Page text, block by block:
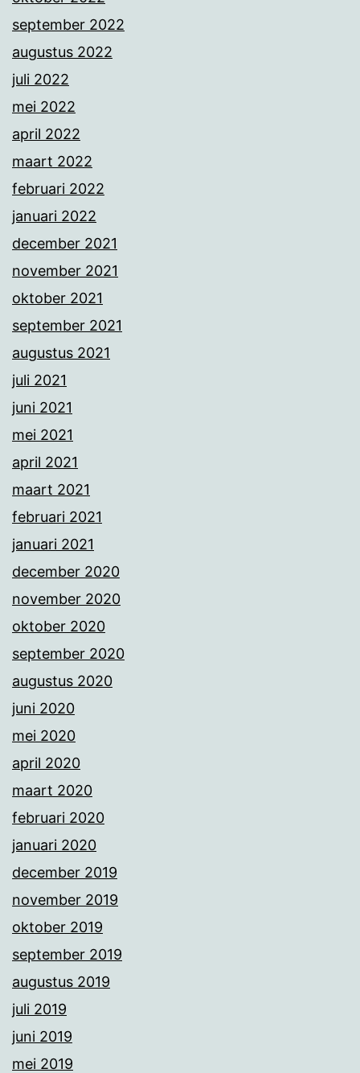
september 2022
augustus 2022
juli 2022
mei 2022
april 2022
maart 2022
februari 2022
januari 2022
december 2021
november 2021
oktober 2021
september 2021
augustus 2021
juli 2021
juni 2021
mei 2021
april 2021
maart 2021
februari 2021
januari 2021
december 2020
november 2020
oktober 2020
september 2020
augustus 2020
juni 2020
mei 2020
april 2020
maart 2020
februari 2020
januari 2020
december 2019
november 2019
oktober 2019
september 2019
augustus 2019
juli 2019
juni 2019
mei 2019